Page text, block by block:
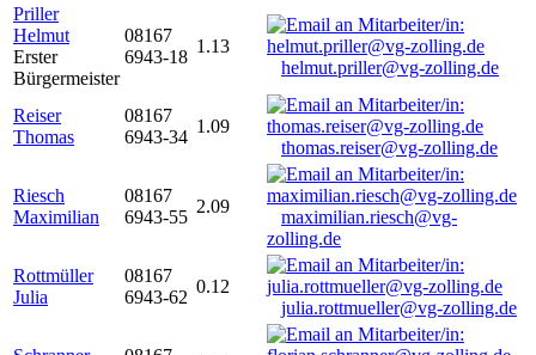
Priller
Helmut
Erster
Bürgermeister
08167
6943-18
1.13
helmut.priller@vg-zolling.de
Reiser
Thomas
08167
6943-34
1.09
thomas.reiser@vg-zolling.de
Riesch
Maximilian
08167
6943-55
2.09
maximilian.riesch@vg-
zolling.de
Rottmüller
Julia
08167
6943-62
0.12
julia.rottmueller@vg-zolling.de